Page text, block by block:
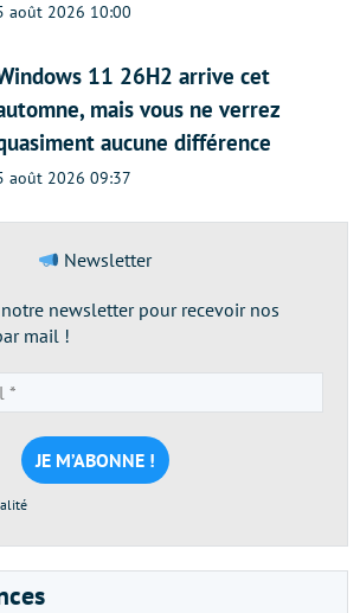
août 2026 10:00
11 26H2 arrive cet
mais vous ne verrez
aucune différence
août 2026 09:37
Newsletter
newsletter pour recevoir nos
mail !
e-
mail
*